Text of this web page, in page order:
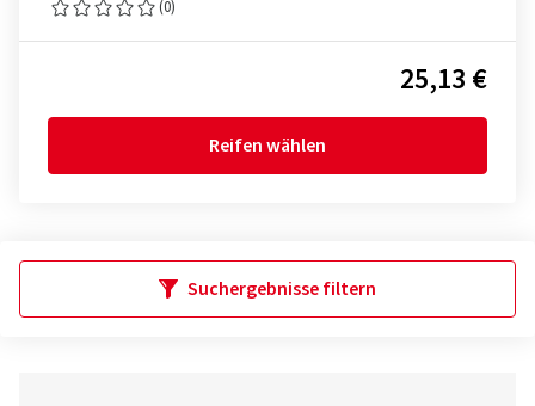
(0)
25,13 €
Reifen wählen
Suchergebnisse filtern